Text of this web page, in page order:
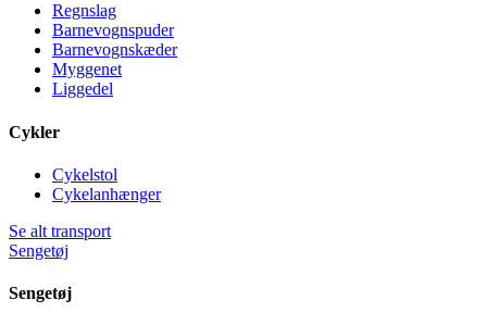
Regnslag
Barnevognspuder
Barnevognskæder
Myggenet
Liggedel
Cykler
Cykelstol
Cykelanhænger
Se alt transport
Sengetøj
Sengetøj